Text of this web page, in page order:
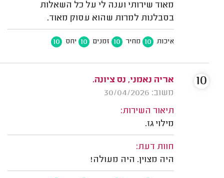
מאוד שירותי וענה לי על כל השאלות
בסבלנות למרות שהוא עסוק מאוד.
איכות 10 מחיר 10 זמנים 10 יחס 10
אריה נאמני, נס ציונה.
משוב: 30/04/2026
תיאור השירות:
מילוי גז.
חוות דעת:
היה מצוין. היה מעולה!
10